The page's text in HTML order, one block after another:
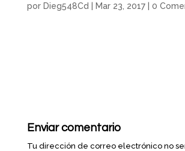
por Dieg548Cd Mar 23, 2017| 0
Enviar comentario
Tu dirección de correo electrónico no